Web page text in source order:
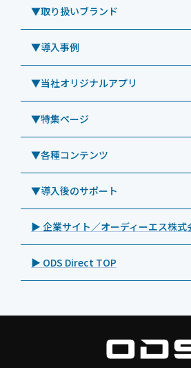
Windowsタブレット TW2A-NF9LTA
Windowsタブレット TW2A-N9LTA
Windowsタブレット TW2A-N9LT
Windowsタブレット TW2A-E9LT
Androidタブレット TA2C-NF8
Androidタブレット TA2C-NF8BL
Androidタブレット TA2C-CS8
Androidタブレット TA2C-CS8BL
Androidタブレット TA2C-DR94G
Androidタブレット TA2C-M8AC
Androidタブレット TA2C-M8
デジタルホワイトボード／電子黒板
コールセンター
CRMシステム「カイゼンコール」
リペアサービス
教育機関向けiPad修理パック
社内ヘルプデスク代行サービス
教育機関向けiPad管理運用パック
教育機関向けICT支援ソリューション
教育機関向けネットワーク機器導入保守
キッティング
自治体向けDXソリューションサービス
法人向けiPad修理＆デバイス買取サー
▼取り扱いブランド
ODS（オーディーエス）
LG（エルジー）
ViewSonic（ビューソニック）
PHILIPS（フィリップス）
DynaScan（ダイナスキャン）
SAMSUNG（サムスン）
Goodview（グッドビュー）
Cloudpoint（クラウドポイント）
BenQ（ベンキュー）
Magconn（マグコン）
BIAMP ／ Apart Audio（バイアンプ）
SpeakerCraft（スピーカークラフト）
▼導入事例
導入事例（業務用タブレット、デジタ
事例：業務用タブレット端末
事例：業務用サイネージ・プロジェク
事例：業務用オーディオ・その他AV機器
事例：サービス
▼当社オリジナルアプリ
業務効率化アプリ「NFCオプティマイザ
サポート支援アプリ「ログ送信アプリ」
MDMアプリ「Tablet Control」
▼特集ページ
業務用タブレット
>特長1：USB Type-Aポート
>特長2：microHDMIポート
>特長3：AC常時給電タイプ
>飲食向けタブレット
>ホテル向けタブレット
>NFCタブレット
▼各種コンテンツ
特集記事
製品カタログ
プレスリリース
製品写真
▼導入後のサポート
オーディーエスPCカスタマーセンター
▶ 企業サイト／オーディーエス株式
▶ ODS Direct TOP